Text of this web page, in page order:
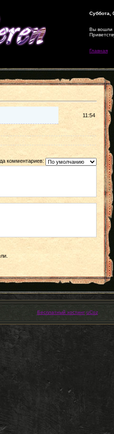
Суббота,
Вы вошли
Главная
11:54
комментариев:
Бесплатный хостинг uCoz